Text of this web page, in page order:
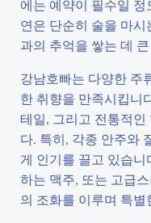
에는 예약이 필수일
연은 단순히 술을 마
과의 추억을 쌓는 데
강남호빠는 다양한 주
한 취향을 만족시킵니
테일, 그리고 전통적
다. 특히, 각종 안주와
게 인기를 끌고 있습
하는 맥주, 또는 고급
의 조화를 이루며 특